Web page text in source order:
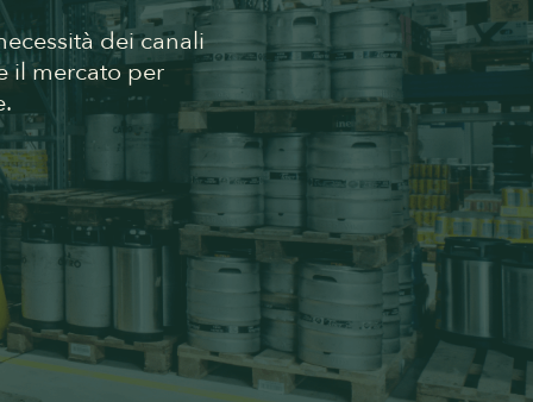
dei canali
il mercato per